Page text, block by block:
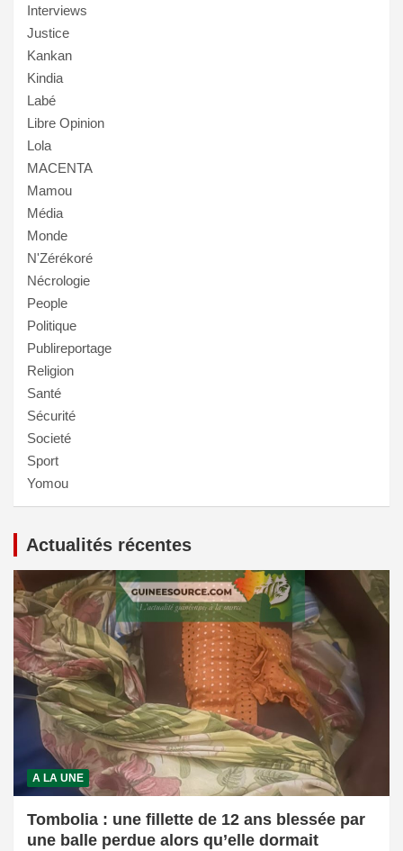
Interviews
Justice
Kankan
Kindia
Labé
Libre Opinion
Lola
MACENTA
Mamou
Média
Monde
N'Zérékoré
Nécrologie
People
Politique
Publireportage
Religion
Santé
Sécurité
Societé
Sport
Yomou
Actualités récentes
A LA UNE
Tombolia : une fillette de 12 ans blessée par
une balle perdue alors qu’elle dormait